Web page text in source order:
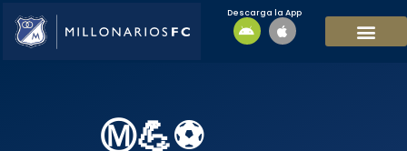
Descarga la App
Ⓜ️💪⚽